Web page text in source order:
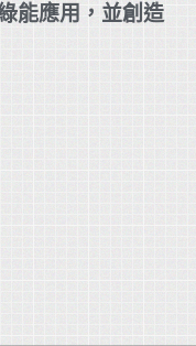
能應用，並創造